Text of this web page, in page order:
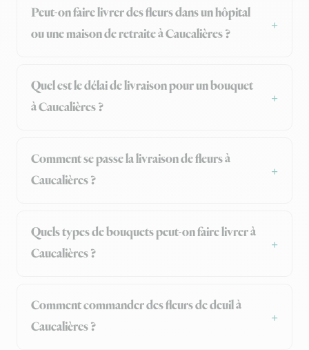
Peut-on faire livrer des fleurs dans un hôpital
ou une maison de retraite à Caucalières ?
Quel est le délai de livraison pour un bouquet
à Caucalières ?
Comment se passe la livraison de fleurs à
Caucalières ?
Quels types de bouquets peut-on faire livrer à
Caucalières ?
Comment commander des fleurs de deuil à
Caucalières ?